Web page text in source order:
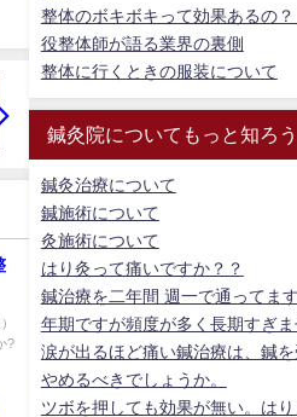
?
整体のボキボキって効果あるの
役整体師が語る業界の裏側
整体に行くときの服装について
鍼灸院についてもっと知ろう
鍼灸治療について
鍼施術について
灸施術について
はり灸って痛いですか？？
鍼治療を二年間 週一で通ってま
年期ですが頻度が多く長期すぎま
涙が出るほど痛い鍼治療は、鍼
やめるべきでしょうか。
ツボを押しても効果が無い。は